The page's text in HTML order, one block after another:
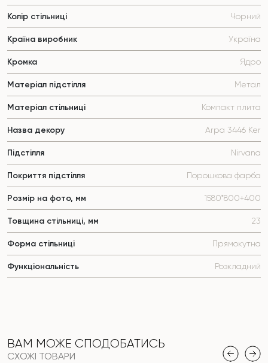
Колір стільниці Чорний
Країна виробник Україна
Кромка Ядро
Матеріал підстілля Метал
Матеріал стільниці Компакт плита
Назва декору Arpa 3446 Ker
Підстілля Nirvana
Покриття підстілля Порошкова фарба
Розмір на фото, мм 1580*800+400
Товщина стільниці, мм 23
Форма стільниці Прямокутна
Функціональність Розкладний
ВАМ МОЖЕ СПОДОБАТИСЬ
СХОЖІ ТОВАРИ